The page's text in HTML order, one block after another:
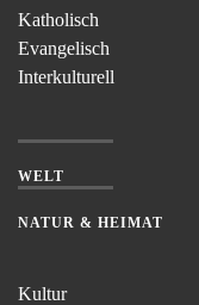
Katholisch
Evangelisch
Interkulturell
WELT
NATUR & HEIMAT
Kultur